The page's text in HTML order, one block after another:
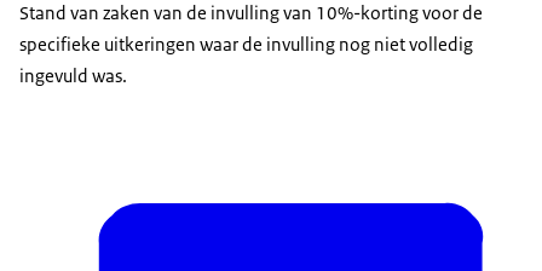
Stand van zaken van de invulling van 10%-korting voor de
specifieke uitkeringen waar de invulling nog niet volledig
ingevuld was.